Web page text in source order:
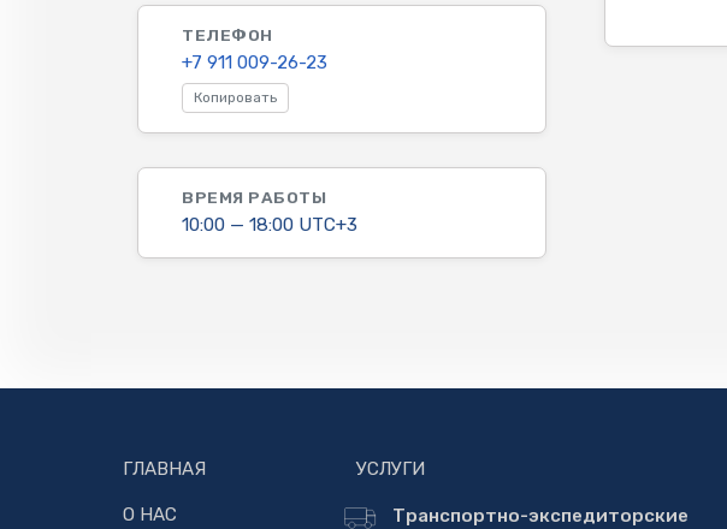
ТЕЛЕФОН
+7 911 009-26-23
Копировать
ВРЕМЯ РАБОТЫ
10:00 — 18:00 UTC+3
ГЛАВНАЯ
О НАС
УСЛУГИ
Транспортно-экспедиторские